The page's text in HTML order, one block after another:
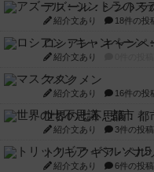
アズール：シントラ
紹介文あり 18件の投
ロシアン・キャンペ
紹介文あり
マスクメン
紹介文あり 16件の投
世界の七不思議：都
紹介文あり 3件の投稿
トリックギア - ペル
紹介文あり 6件の投稿